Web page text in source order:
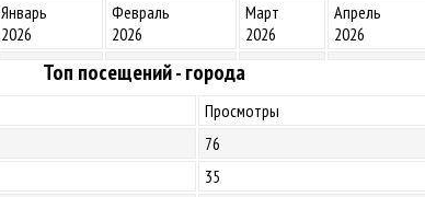
Январь
2026
Февраль
2026
Март
2026
Апрель
2026
Топ посещений - города
Просмотры
76
35